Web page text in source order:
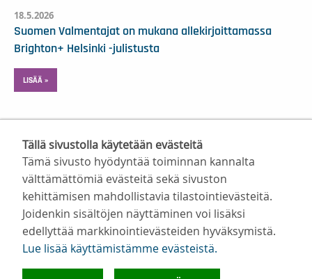
Tällä sivustolla käytetään evästeitä
Tämä sivusto hyödyntää toiminnan kannalta
välttämättömiä evästeitä sekä sivuston
kehittämisen mahdollistavia tilastointievästeitä.
Joidenkin sisältöjen näyttäminen voi lisäksi
edellyttää markkinointievästeiden hyväksymistä.
Lue lisää käyttämistämme evästeistä.​​​​​​
18.5.2026
Suomen Valmentajat on mukana allekirjoittamassa
Brighton+ Helsinki -julistusta
LISÄÄ »
Suomen Valmentajat ry
Valimotie 10, 00380 Helsinki
toimisto@suomenvalmentajat.fi
Kaikki yhteystiedot
Tietosuoja